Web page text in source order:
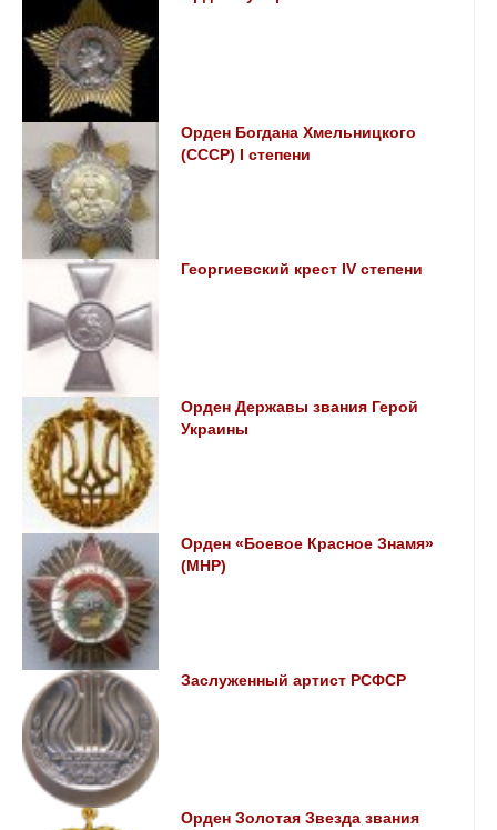
Орден Богдана Хмельницкого
(СССР) I степени
Георгиевский крест ІV степени
Орден Державы звания Герой
Украины
Орден «Боевое Красное Знамя»
(МНР)
Заслуженный артист РСФСР
Орден Золотая Звезда звания